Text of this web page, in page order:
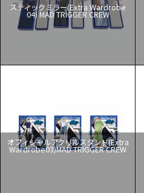
スティックミラー(Extra Wardrobe
04) MAD TRIGGER CREW
オフィシャルアクリルスタンド(Extra
Wardrobe03)MAD TRIGGER CREW